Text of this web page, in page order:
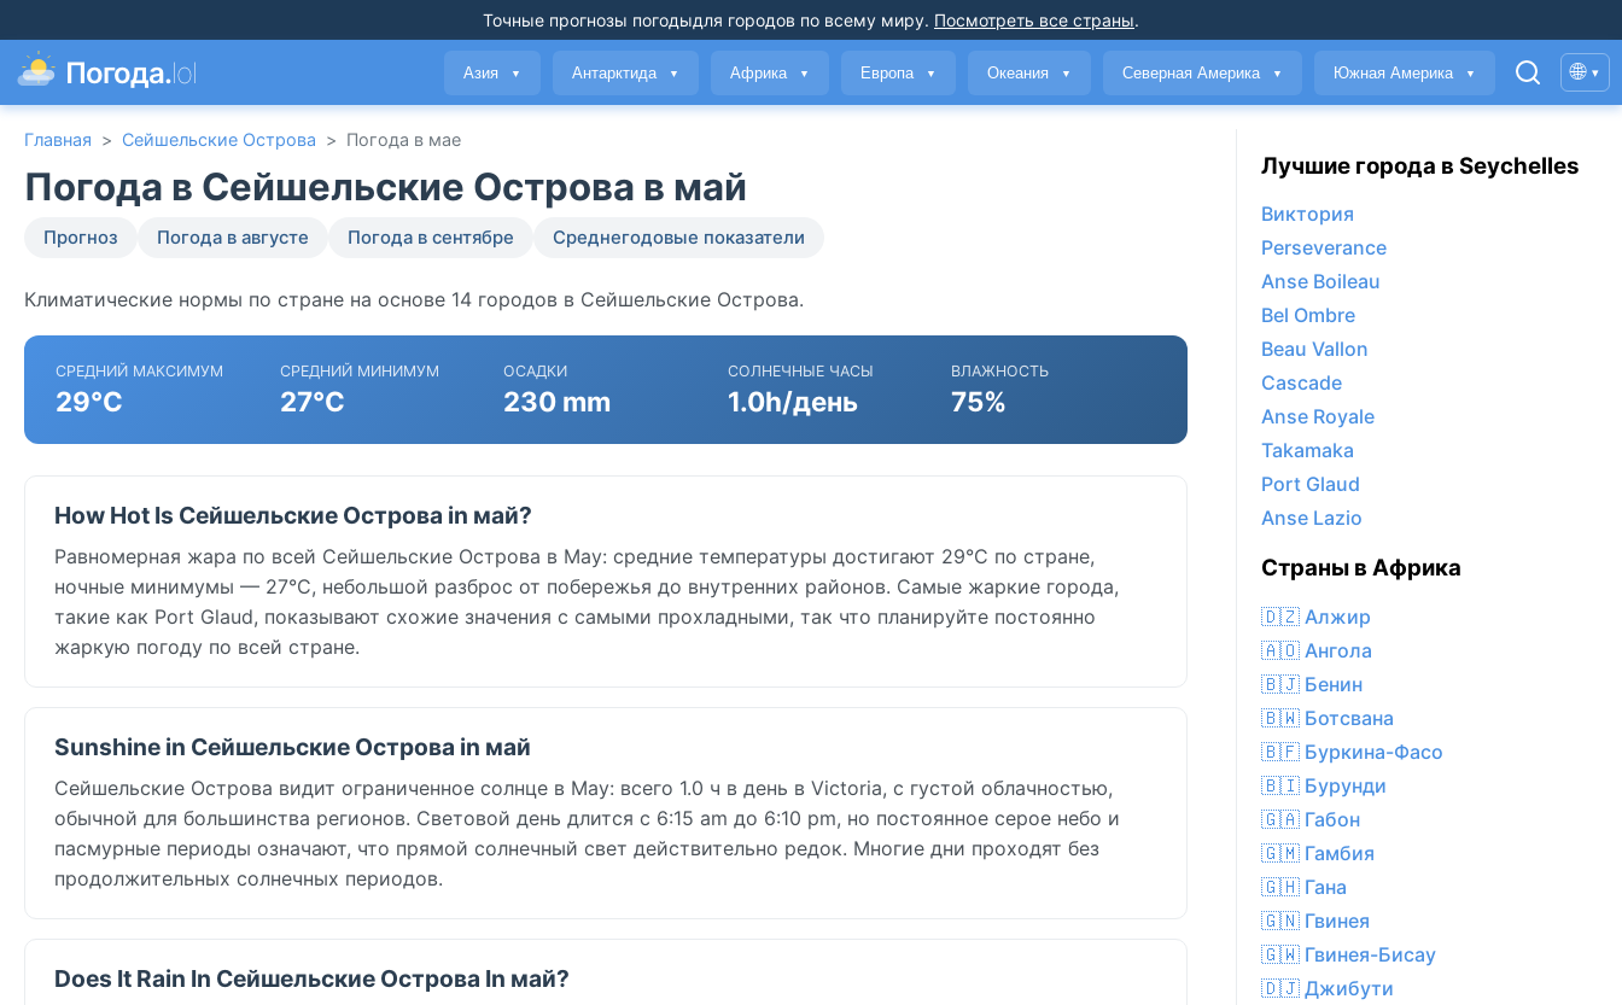
Точные прогнозы погодыдля городов по всему миру. Посмотреть все страны.
Погода.lol Азия ▼ Антарктида ▼ Африка ▼ Европа ▼ Океания ▼ Северная Америка ▼ Южная Америка ▼ 🌐 ▾
Главная > Сейшельские Острова > Погода в мае
Погода в Сейшельские Острова в май
Прогноз Погода в августе Погода в сентябре Среднегодовые показатели
Климатические нормы по стране на основе 14 городов в Сейшельские Острова.
СРЕДНИЙ МАКСИМУМ
29°C
СРЕДНИЙ МИНИМУМ
27°C
ОСАДКИ
230 mm
СОЛНЕЧНЫЕ ЧАСЫ
1.0h/день
ВЛАЖНОСТЬ
75%
How Hot Is Сейшельские Острова in май?
Равномерная жара по всей Сейшельские Острова в May: средние температуры достигают 29°C по стране,
ночные минимумы — 27°C, небольшой разброс от побережья до внутренних районов. Самые жаркие города,
такие как Port Glaud, показывают схожие значения с самыми прохладными, так что планируйте постоянно
жаркую погоду по всей стране.
Sunshine in Сейшельские Острова in май
Сейшельские Острова видит ограниченное солнце в May: всего 1.0 ч в день в Victoria, с густой облачностью,
обычной для большинства регионов. Световой день длится с 6:15 am до 6:10 pm, но постоянное серое небо и
пасмурные периоды означают, что прямой солнечный свет действительно редок. Многие дни проходят без
продолжительных солнечных периодов.
Does It Rain In Сейшельские Острова In май?
Лучшие города в Seychelles
Виктория
Perseverance
Anse Boileau
Bel Ombre
Beau Vallon
Cascade
Anse Royale
Takamaka
Port Glaud
Anse Lazio
Страны в Африка
🇩🇿 Алжир
🇦🇴 Ангола
🇧🇯 Бенин
🇧🇼 Ботсвана
🇧🇫 Буркина-Фасо
🇧🇮 Бурунди
🇬🇦 Габон
🇬🇲 Гамбия
🇬🇭 Гана
🇬🇳 Гвинея
🇬🇼 Гвинея-Бисау
🇩🇯 Джибути